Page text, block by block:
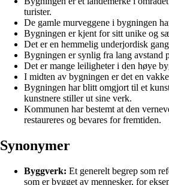
turister.
De gamle murveggene i bygningen
Bygningen er kjent for sitt unike og
Det er en hemmelig underjordisk
Bygningen er synlig fra lang avstand
Det er mange leiligheter i den høye
I midten av bygningen er det en
Bygningen har blitt omgjort til et
kunstnere stiller ut sine verk.
Kommunen har bestemt at den
restaureres og bevares for fremtiden.
Synonymer
Byggverk: Et generelt begrep som
som er bygget av mennesker, for